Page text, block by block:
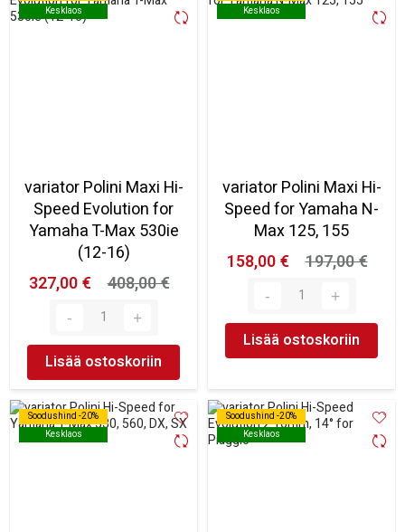
Kesklaos
Kesklaos
variator Polini Maxi Hi-
Speed Evolution for
Yamaha T-Max 530ie
(12-16)
327,00 €
408,00 €
Lisää ostoskoriin
Kesklaos
Kesklaos
variator Polini Maxi Hi-
Speed for Yamaha N-
Max 125, 155
158,00 €
197,00 €
Lisää ostoskoriin
Soodushind -20%
Kesklaos
Soodushind -20%
Kesklaos
Soodushind -20%
Kesklaos
Soodushind -20%
Kesklaos